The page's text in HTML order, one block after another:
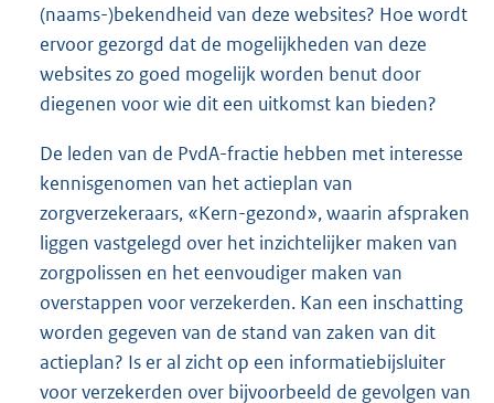
(naams-)bekendheid van deze websites? Hoe wordt
ervoor gezorgd dat de mogelijkheden van deze
websites zo goed mogelijk worden benut door
diegenen voor wie dit een uitkomst kan bieden?
De leden van de PvdA-fractie hebben met interesse
kennisgenomen van het actieplan van
zorgverzekeraars, «Kern-gezond», waarin afspraken
liggen vastgelegd over het inzichtelijker maken van
zorgpolissen en het eenvoudiger maken van
overstappen voor verzekerden. Kan een inschatting
worden gegeven van de stand van zaken van dit
actieplan? Is er al zicht op een informatiebijsluiter
voor verzekerden over bijvoorbeeld de gevolgen van